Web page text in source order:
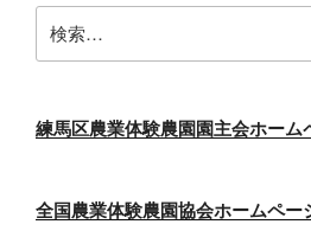
ン
索:
練馬区農業体験農園園主会ホーム
全国農業体験農園協会ホームペー